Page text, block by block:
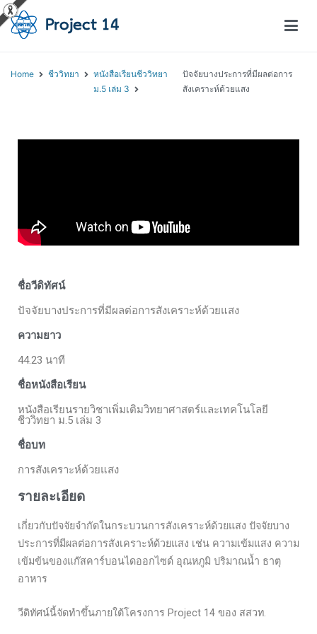
Home ชีววิทยา
หนังสือเรียนชีววิทยา
ม.5 เล่ม 3
ปัจจัยบางประการที่มีผลต่อการ
สังเคราะห์ด้วยแสง
ชื่อวีดิทัศน์
ปัจจัยบางประการที่มีผลต่อการสังเคราะห์ด้วยแสง
ความยาว
44.23 นาที
ชื่อหนังสือเรียน
หนังสือเรียนรายวิชาเพิ่มเติมวิทยาศาสตร์และเทคโนโลยี
ชีววิทยา ม.5 เล่ม 3
ชื่อบท
การสังเคราะห์ด้วยแสง
รายละเอียด
เกี่ยวกับปัจจัยจำกัดในกระบวนการสังเคราะห์ด้วยแสง ปัจจัยบาง
ประการที่มีผลต่อการสังเคราะห์ด้วยแสง เช่น ความเข้มแสง ความ
เข้มข้นของแก๊สคาร์บอนไดออกไซด์ อุณหภูมิ ปริมาณน้ำ ธาตุ
อาหาร
วีดิทัศน์นี้จัดทำขึ้นภายใต้โครงการ Project 14 ของ สสวท.